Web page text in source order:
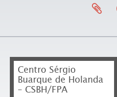
Centro Sérgio
Buarque de Holanda
– CSBH/FPA